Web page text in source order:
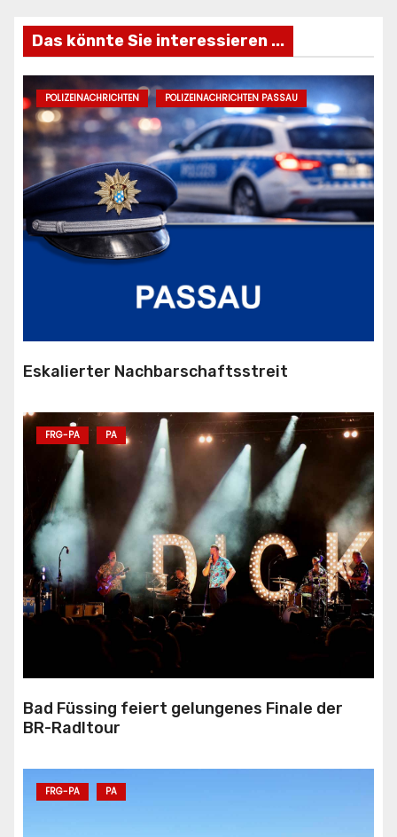
Das könnte Sie interessieren ...
POLIZEINACHRICHTEN POLIZEINACHRICHTEN PASSAU
Eskalierter Nachbarschaftsstreit
FRG-PA PA
Bad Füssing feiert gelungenes Finale der
BR-Radltour
FRG-PA PA